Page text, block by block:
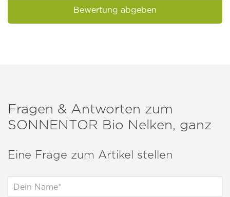
Bewertung abgeben
Fragen & Antworten zum
SONNENTOR Bio Nelken, ganz
Eine Frage zum Artikel stellen